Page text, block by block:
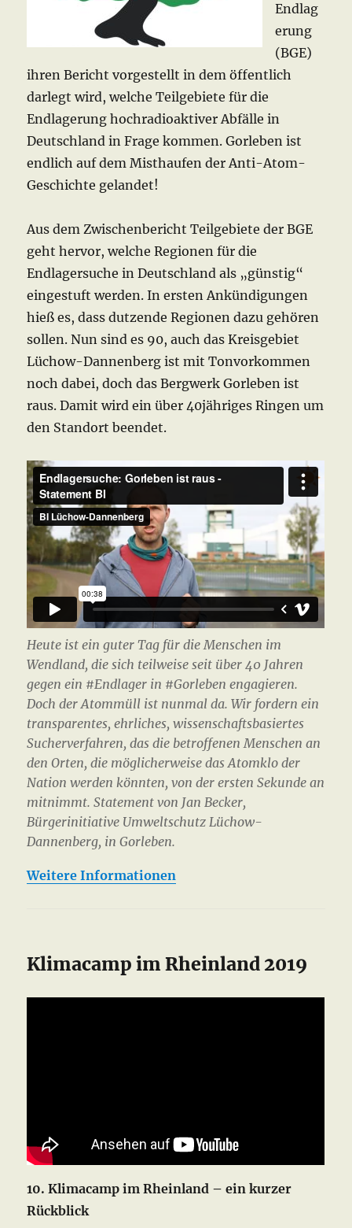
Endlag
erung
(BGE)
ihren Bericht vorgestellt in dem öffentlich
darlegt wird, welche Teilgebiete für die
Endlagerung hochradioaktiver Abfälle in
Deutschland in Frage kommen. Gorleben ist
endlich auf dem Misthaufen der Anti-Atom-
Geschichte gelandet!
Aus dem Zwischenbericht Teilgebiete der BGE
geht hervor, welche Regionen für die
Endlagersuche in Deutschland als „günstig“
eingestuft werden. In ersten Ankündigungen
hieß es, dass dutzende Regionen dazu gehören
sollen. Nun sind es 90, auch das Kreisgebiet
Lüchow-Dannenberg ist mit Tonvorkommen
noch dabei, doch das Bergwerk Gorleben ist
raus. Damit wird ein über 40jähriges Ringen um
den Standort beendet.
Heute ist ein guter Tag für die Menschen im
Wendland, die sich teilweise seit über 40 Jahren
gegen ein #Endlager in #Gorleben engagieren.
Doch der Atommüll ist nunmal da. Wir fordern ein
transparentes, ehrliches, wissenschaftsbasiertes
Sucherverfahren, das die betroffenen Menschen an
den Orten, die möglicherweise das Atomklo der
Nation werden könnten, von der ersten Sekunde an
mitnimmt. Statement von Jan Becker,
Bürgerinitiative Umweltschutz Lüchow-
Dannenberg, in Gorleben.
Weitere Informationen
Klimacamp im Rheinland 2019
10. Klimacamp im Rheinland – ein kurzer
Rückblick